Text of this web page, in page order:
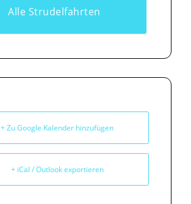
Alle Strudelfahrten
+ Zu Google Kalender hinzufügen
+ iCal / Outlook exportieren